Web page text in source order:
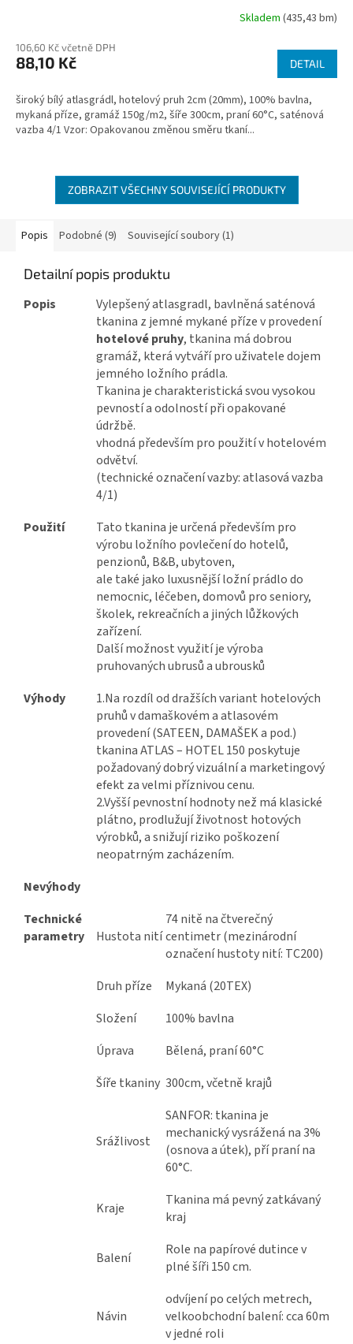
Skladem (435,43 bm)
106,60 Kč včetně DPH
88,10 Kč DETAIL
široký bílý atlasgrádl, hotelový pruh 2cm (20mm), 100% bavlna,
mykaná příze, gramáž 150g/m2, šíře 300cm, praní 60°C, saténová
vazba 4/1 Vzor: Opakovanou změnou směru tkaní...
ZOBRAZIT VŠECHNY SOUVISEJÍCÍ PRODUKTY
Popis Podobné (9) Související soubory (1)
Detailní popis produktu
Popis
Vylepšený atlasgradl, bavlněná saténová
tkanina z jemné mykané příze v provedení
hotelové pruhy, tkanina má dobrou
gramáž, která vytváří pro uživatele dojem
jemného ložního prádla.
Tkanina je charakteristická svou vysokou
pevností a odolností při opakované
údržbě.
vhodná především pro použití v hotelovém
odvětví.
(technické označení vazby: atlasová vazba
4/1)
Použití
Tato tkanina je určená především pro
výrobu ložního povlečení do hotelů,
penzionů, B&B, ubytoven,
ale také jako luxusnější ložní prádlo do
nemocnic, léčeben, domovů pro seniory,
školek, rekreačních a jiných lůžkových
zařízení.
Další možnost využití je výroba
pruhovaných ubrusů a ubrousků
Výhody
1.Na rozdíl od dražších variant hotelových
pruhů v damaškovém a atlasovém
provedení (SATEEN, DAMAŠEK a pod.)
tkanina ATLAS – HOTEL 150 poskytuje
požadovaný dobrý vizuální a marketingový
efekt za velmi příznivou cenu.
2.Vyšší pevnostní hodnoty než má klasické
plátno, prodlužují životnost hotových
výrobků, a snižují riziko poškození
neopatrným zacházením.
Nevýhody
Technické
parametry
Hustota nití
74 nitě na čtverečný
centimetr (mezinárodní
označení hustoty nití: TC200)
Druh příze
Mykaná (20TEX)
Složení
100% bavlna
Úprava
Bělená, praní 60°C
Šíře tkaniny 300cm, včetně krajů
Srážlivost
SANFOR: tkanina je
mechanický vysrážená na 3%
(osnova a útek), pří praní na
60°C.
Kraje
Tkanina má pevný zatkávaný
kraj
Balení
Role na papírové dutince v
plné šíři 150 cm.
Návin
odvíjení po celých metrech,
velkoobchodní balení: cca 60m
v jedné roli